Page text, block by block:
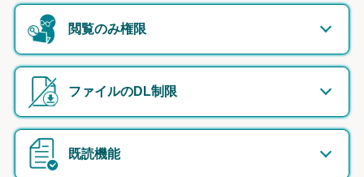
閲覧のみ権限
ファイルのDL制限
既読機能